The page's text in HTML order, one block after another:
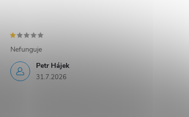
Petr Hájek
31.7.2026
Nefunguje